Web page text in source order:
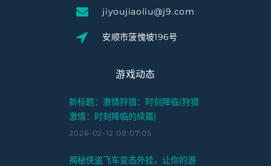
jiyoujiaoliu@j9.com
安顺市菠愧坡196号
游戏动态
新标题：激情狩猎：时刻降临(狩猎
激情：时刻降临的续篇)
2026-02-12 08:07:05
揭秘侠盗飞车变态外挂，让你的游